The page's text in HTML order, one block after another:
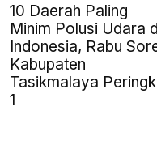
10 Daerah Paling
Minim Polusi Udara
Indonesia, Rabu
Kabupaten
Tasikmalaya
1